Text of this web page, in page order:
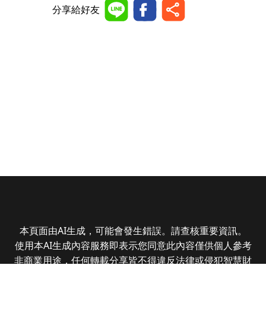
分享給好友
本頁面由AI生成，可能會發生錯誤。請查核重要資訊。
使用本AI生成內容服務即表示您同意此內容僅供個人參考
非商業用途，任何轉載分享皆不得違反法律或侵犯智慧財